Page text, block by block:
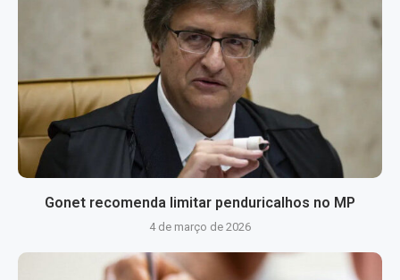
Gonet recomenda limitar penduricalhos no MP
4 de março de 2026